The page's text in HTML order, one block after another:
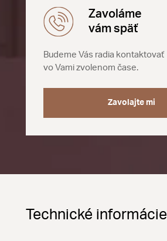
Zavoláme
vám späť
Budeme Vás radia kontaktovať
vo Vami zvolenom čase.
Zavolajte mi
Technické informácie